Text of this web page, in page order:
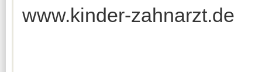
www.kinder-zahnarzt.de